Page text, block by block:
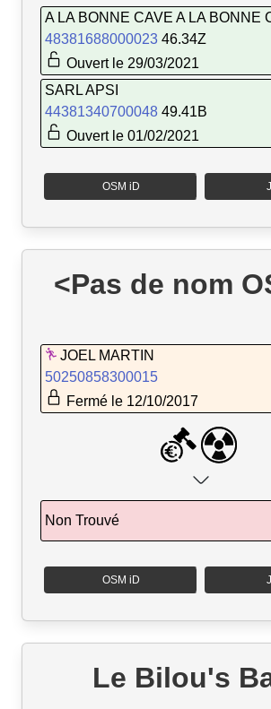
A LA BONNE CAVE A LA BONNE
48381688000023 46.34Z
Ouvert le 29/03/2021
SARL APSI
44381340700048 49.41B
Ouvert le 01/02/2021
OSM iD
<Pas de nom
JOEL MARTIN
50250858300015
Fermé le 12/10/2017
Non Trouvé
OSM iD
Le Bilou's